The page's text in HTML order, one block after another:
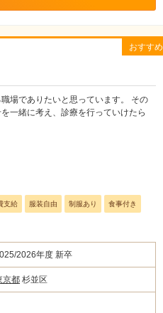
おすすめ
場でありたいと思っています。 その
一緒に考え、診療を行っていけたら
支給 服装自由 制服あり 食事付き
2026年度 新卒
京都 杉並区